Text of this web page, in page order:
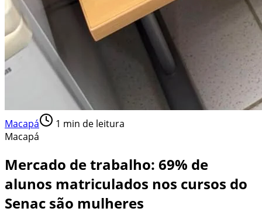
Macapá 1 min de leitura
Macapá
Mercado de trabalho: 69% de
alunos matriculados nos cursos do
Senac são mulheres